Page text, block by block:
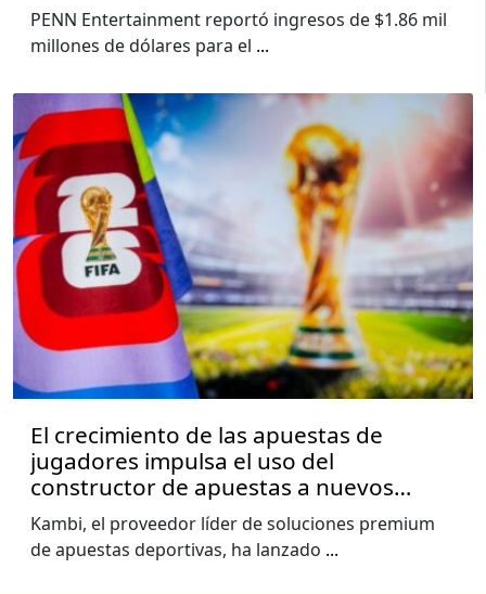
PENN Entertainment reportó ingresos de $1.86 mil
millones de dólares para el ...
El crecimiento de las apuestas de
jugadores impulsa el uso del
constructor de apuestas a nuevos
niveles, muestra el informe de la Copa
del Mundo de Kambi
Kambi, el proveedor líder de soluciones premium
de apuestas deportivas, ha lanzado ...